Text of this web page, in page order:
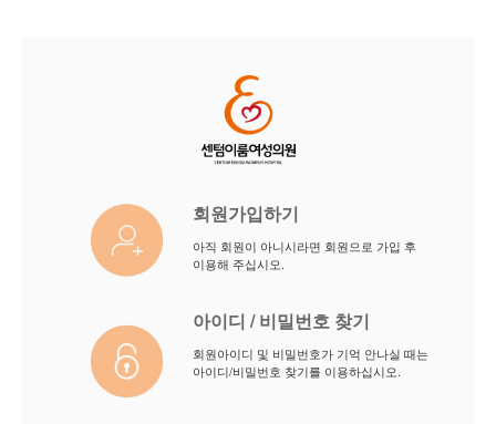
회원가입하기
아직 회원이 아니시라면 회원으로 가입 후
이용해 주십시오.
아이디 / 비밀번호 찾기
회원아이디 및 비밀번호가 기억 안나실 때는
아이디/비밀번호 찾기를 이용하십시오.